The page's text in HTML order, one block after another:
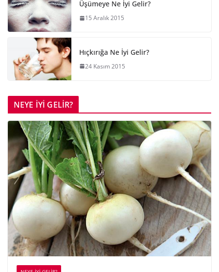
Üşümeye Ne İyi Gelir?
15 Aralık 2015
Hıçkırığa Ne İyi Gelir?
24 Kasım 2015
NEYE İYİ GELİR?